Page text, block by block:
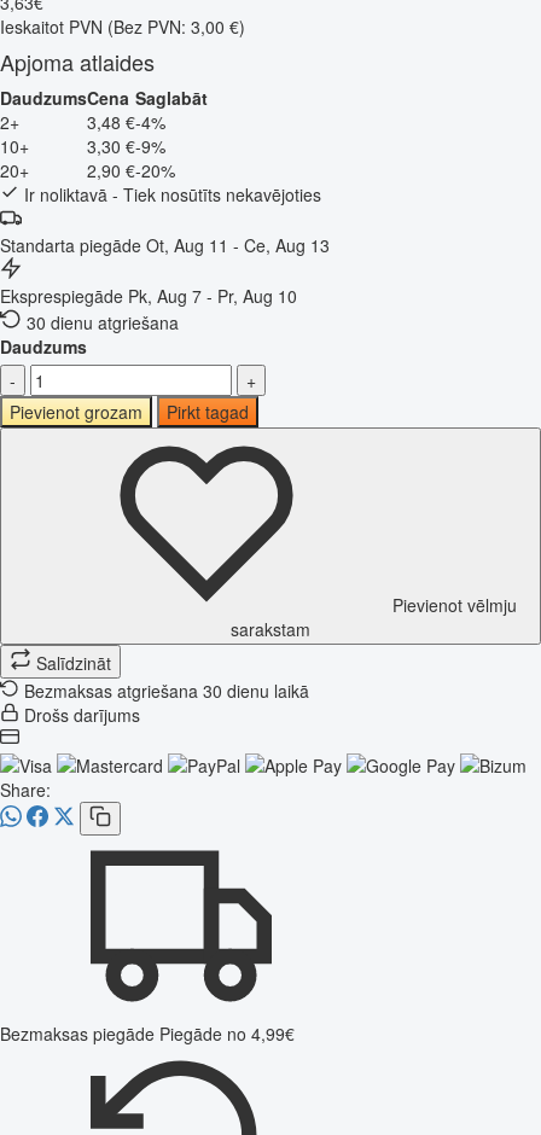
Ieskaitot PVN (Bez PVN: 3,00 €)
Apjoma atlaides
DaudzumsCena Saglabāt
2+
3,48 €-4%
10+
3,30 €-9%
20+
2,90 €-20%
Ir noliktavā - Tiek nosūtīts nekavējoties
Standarta piegāde Ot, Aug 11 - Ce, Aug 13
Eksprespiegāde Pk, Aug 7 - Pr, Aug 10
30 dienu atgriešana
Daudzums
-
+
Pievienot grozam
Pirkt tagad
Pievienot vēlmju
sarakstam
Salīdzināt
Bezmaksas atgriešana 30 dienu laikā
Drošs darījums
Share:
Bezmaksas piegāde Piegāde no 4,99€